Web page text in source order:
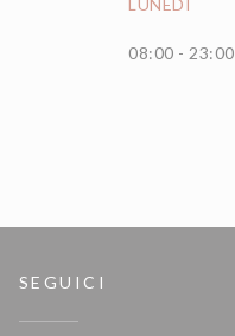
LUNEDI
08:00 - 23:00
SEGUICI